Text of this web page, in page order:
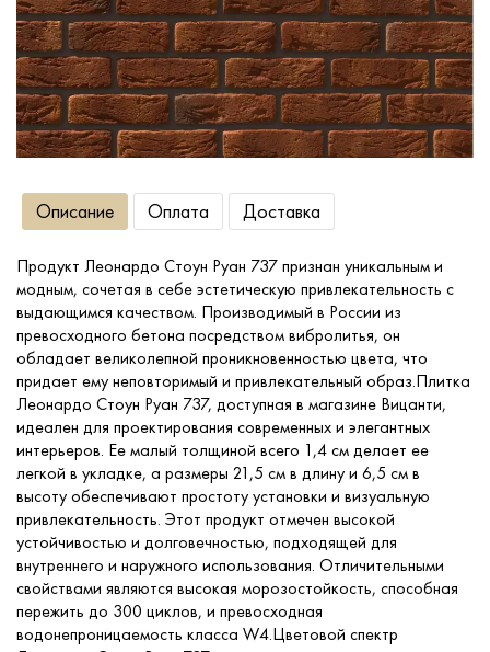
Сопутствующие товары
О компании
Услуги
Оплата
Портфолио
Доставка
Контакты
Описание Оплата Доставка
Продукт Леонардо Стоун Руан 737 признан уникальным и
модным, сочетая в себе эстетическую привлекательность с
выдающимся качеством. Производимый в России из
превосходного бетона посредством вибролитья, он
обладает великолепной проникновенностью цвета, что
придает ему неповторимый и привлекательный образ.Плитка
Леонардо Стоун Руан 737, доступная в магазине Вицанти,
идеален для проектирования современных и элегантных
интерьеров. Ее малый толщиной всего 1,4 см делает ее
легкой в укладке, а размеры 21,5 см в длину и 6,5 см в
высоту обеспечивают простоту установки и визуальную
привлекательность. Этот продукт отмечен высокой
устойчивостью и долговечностью, подходящей для
внутреннего и наружного использования. Отличительными
свойствами являются высокая морозостойкость, способная
пережить до 300 циклов, и превосходная
водонепроницаемость класса W4.Цветовой спектр